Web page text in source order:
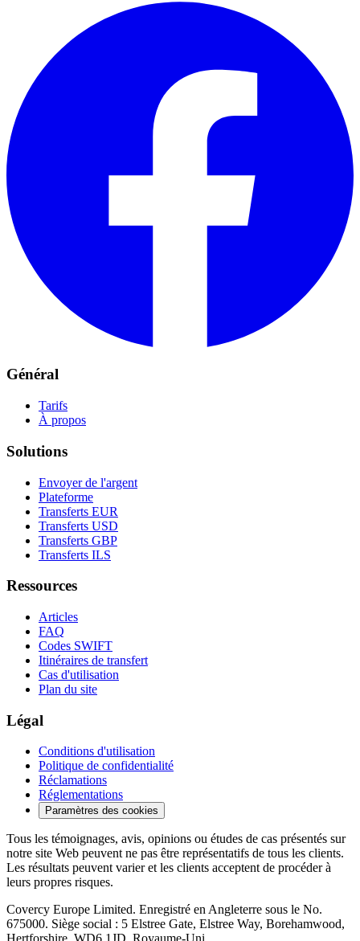
Général
Tarifs
À propos
Solutions
Envoyer de l'argent
Plateforme
Transferts EUR
Transferts USD
Transferts GBP
Transferts ILS
Ressources
Articles
FAQ
Codes SWIFT
Itinéraires de transfert
Cas d'utilisation
Plan du site
Légal
Conditions d'utilisation
Politique de confidentialité
Réclamations
Réglementations
Paramètres des cookies
Tous les témoignages, avis, opinions ou études de cas présentés sur
notre site Web peuvent ne pas être représentatifs de tous les clients.
Les résultats peuvent varier et les clients acceptent de procéder à
leurs propres risques.
Covercy Europe Limited. Enregistré en Angleterre sous le No.
675000. Siège social : 5 Elstree Gate, Elstree Way, Borehamwood,